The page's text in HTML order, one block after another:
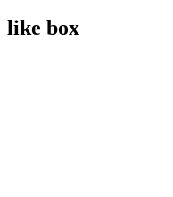
like box